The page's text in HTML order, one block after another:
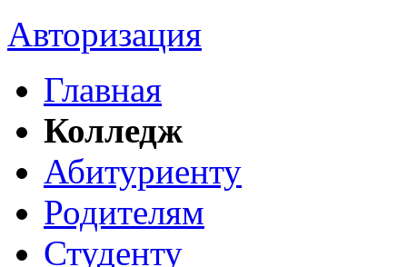
Авторизация
Главная
Колледж
Абитуриенту
Родителям
Студенту